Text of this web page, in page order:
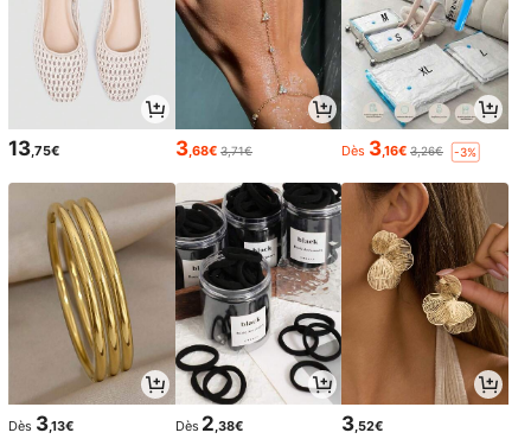
13,75€ 3,68€ 3,71€ Dès 3,16€ 3,26€ -3%
Dès 3,13€ Dès 2,38€ 3,52€